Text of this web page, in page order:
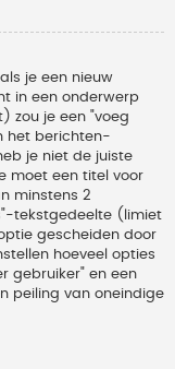
je een nieuw
in een onderwerp
zou je een "voeg
het berichten-
je niet de juiste
moet een titel voor
minstens 2
tekstgedeelte (limiet
gescheiden door
hoeveel opties
gebruiker" en een
peiling van oneindige